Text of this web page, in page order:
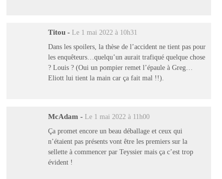
Titou - Le 1 mai 2022 à 10h31
Dans les spoilers, la thèse de l’accident ne tient pas pour
les enquêteurs…quelqu’un aurait trafiqué quelque chose
? Louis ? (Oui un pompier remet l’épaule à Greg…
Eliott lui tient la main car ça fait mal !!).
McAdam - Le 1 mai 2022 à 11h00
Ça promet encore un beau déballage et ceux qui
n’étaient pas présents vont être les premiers sur la
sellette à commencer par Teyssier mais ça c’est trop
évident !